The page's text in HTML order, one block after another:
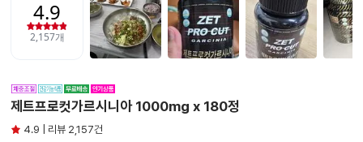
제트프로컷가르시니아 1000mg x 180정
4.9 | 리뷰 2,157건